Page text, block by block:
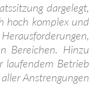
dargelegt,
hoch komplex und
Bereichen. Hinzu
laufendem Betrieb
Anstrengungen